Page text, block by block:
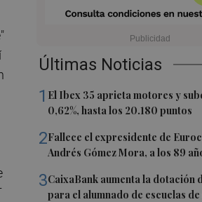
Últimas Noticias
1 El Ibex 35 aprieta motores y
0,62%, hasta los 20.180 puntos
2Fallece el expresidente de
Andrés Gómez Mora, a los 89
3CaixaBank aumenta la dotación
para el alumnado de escuelas de